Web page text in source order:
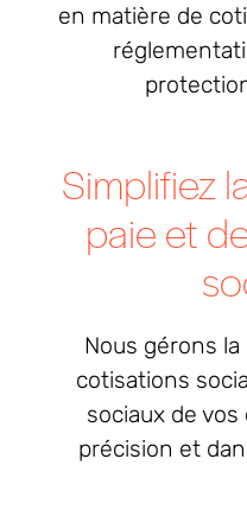
en matière de
Simplifiez
paie et
Nous gérons
cotisations
sociaux de
précision et